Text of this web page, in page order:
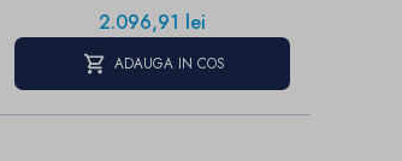
Pret
2.096,91 lei
ADAUGA IN COS